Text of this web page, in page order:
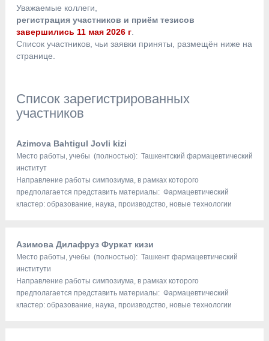
Уважаемые коллеги,
регистрация участников и приём тезисов
завершились 11 мая 2026 г
Список участников, чьи заявки приняты, размещён ниже на
странице.
Список зарегистрированных
участников
Azimova Bahtigul Jovli kizi
Место работы, учебы (полностью): Ташкентский фармацевтический
институт
Направление работы симпозиума, в рамках которого
предполагается представить материалы: Фармацевтический
кластер: образование, наука, производство, новые технологии
Aзимова Дилафруз Фуркат кизи
Место работы, учебы (полностью): Ташкент фармацевтический
институти
Направление работы симпозиума, в рамках которого
предполагается представить материалы: Фармацевтический
кластер: образование, наука, производство, новые технологии